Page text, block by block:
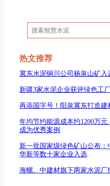
搜
索
热文推荐
冀东水泥铜川公司杨泉山矿入
新疆3家水泥企业获评绿色工
再添国字号！阳泉冀东打造
年均节约能源成本约1200万
成为优秀案例
新一批国家级绿色矿山公布：
华新等数十家企业入选
海螺、中建材旗下两家水泥厂